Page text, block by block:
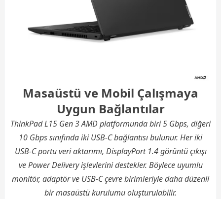
Masaüstü ve Mobil Çalışmaya
Uygun Bağlantılar
ThinkPad L15 Gen 3 AMD platformunda biri 5 Gbps, diğeri
10 Gbps sınıfında iki USB-C bağlantısı bulunur. Her iki
USB-C portu veri aktarımı, DisplayPort 1.4 görüntü çıkışı
ve Power Delivery işlevlerini destekler. Böylece uyumlu
monitör, adaptör ve USB-C çevre birimleriyle daha düzenli
bir masaüstü kurulumu oluşturulabilir.